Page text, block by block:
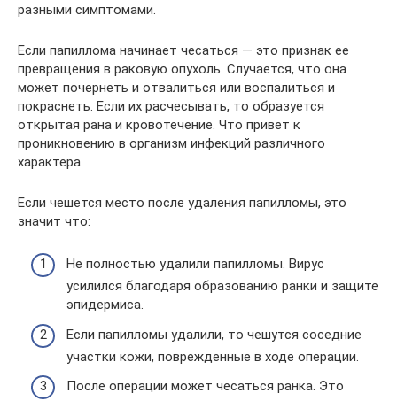
разными симптомами.
Если папиллома начинает чесаться — это признак ее
превращения в раковую опухоль. Случается, что она
может почернеть и отвалиться или воспалиться и
покраснеть. Если их расчесывать, то образуется
открытая рана и кровотечение. Что привет к
проникновению в организм инфекций различного
характера.
Если чешется место после удаления папилломы, это
значит что:
Не полностью удалили папилломы. Вирус
усилился благодаря образованию ранки и защите
эпидермиса.
Если папилломы удалили, то чешутся соседние
участки кожи, поврежденные в ходе операции.
После операции может чесаться ранка. Это